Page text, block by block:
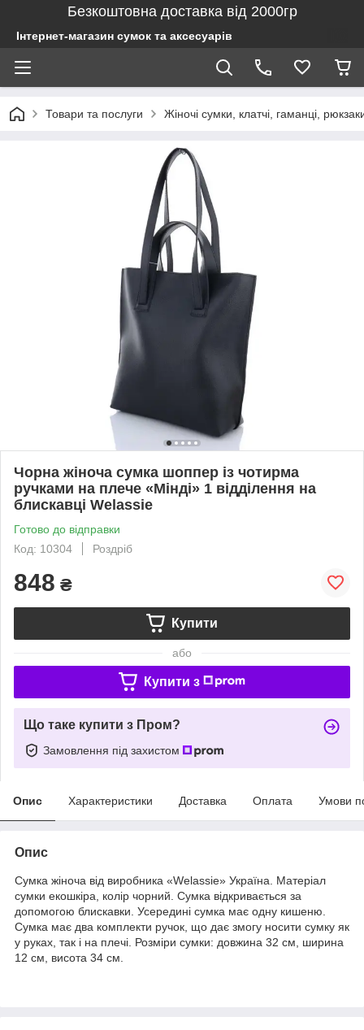
Безкоштовна доставка від 2000гр
Інтернет-магазин сумок та аксесуарів
Товари та послуги Жіночі сумки, клатчі, гаманці,
Чорна жіноча сумка шоппер із чотирма
ручками на плече «Мінді» 1 відділення на
блискавці Welassie
Готово до відправки
Код: 10304
Роздріб
848 ₴
Купити
або
Купити з
Що таке купити з Пром?
Замовлення під захистом
Опис Характеристики Доставка Оплата Умови
Опис
Сумка жіноча від виробника «Welassie» Україна. Матеріал
сумки екошкіра, колір чорний. Сумка відкривається за
допомогою блискавки. Усередині сумка має одну кишеню.
Сумка має два комплекти ручок, що дає змогу носити сумку як
у руках, так і на плечі. Розміри сумки: довжина 32 см, ширина
12 см, висота 34 см.